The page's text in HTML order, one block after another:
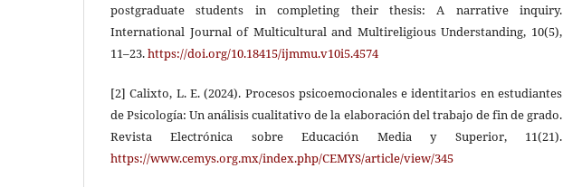
postgraduate students in completing their thesis: A narrative inquiry.
International Journal of Multicultural and Multireligious Understanding, 10(5),
11–23.https://doi.org/10.18415/ijmmu.v10i5.4574
[2] Calixto, L. E. (2024). Procesos psicoemocionales e identitarios en estudiantes
de Psicología: Un análisis cualitativo de la elaboración del trabajo de fin de grado.
Revista Electrónica sobre Educación Media y Superior, 11(21).
https://www.cemys.org.mx/index.php/CEMYS/article/view/345